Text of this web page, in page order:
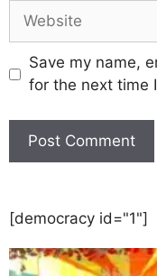
Save my name,
for the next time
[democracy id="1"]